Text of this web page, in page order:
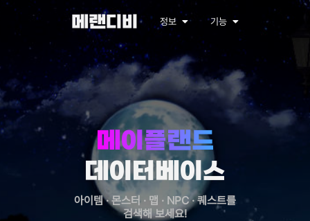
메랜디비 정보 기능
메이플랜드
데이터베이스
아이템 · 몬스터 · 맵 · NPC · 퀘스트를
검색해 보세요!